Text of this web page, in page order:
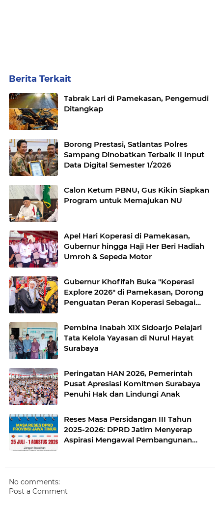
Berita Terkait
Tabrak Lari di Pamekasan, Pengemudi
Ditangkap
Borong Prestasi, Satlantas Polres
Sampang Dinobatkan Terbaik II Input
Data Digital Semester 1/2026
Calon Ketum PBNU, Gus Kikin Siapkan
Program untuk Memajukan NU
Apel Hari Koperasi di Pamekasan,
Gubernur hingga Haji Her Beri Hadiah
Umroh & Sepeda Motor
Gubernur Khofifah Buka "Koperasi
Explore 2026" di Pamekasan, Dorong
Penguatan Peran Koperasi Sebagai
Sekaligus Perluas Akses Promosi
Pelaku UMKM
Pembina Inabah XIX Sidoarjo Pelajari
Tata Kelola Yayasan di Nurul Hayat
Surabaya
Peringatan HAN 2026, Pemerintah
Pusat Apresiasi Komitmen Surabaya
Penuhi Hak dan Lindungi Anak
Reses Masa Persidangan III Tahun
2025-2026: DPRD Jatim Menyerap
Aspirasi Mengawal Pembangunan
No comments:
Post a Comment